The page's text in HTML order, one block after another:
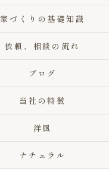
家づくりの基礎知識
依頼、相談の流れ
ブログ
当社の特徴
洋風
ナチュラル